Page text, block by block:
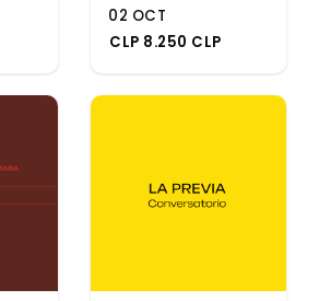
02 OCT
CLP 8.250 CLP